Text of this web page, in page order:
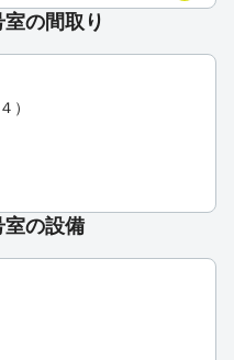
の間取り
）
の設備